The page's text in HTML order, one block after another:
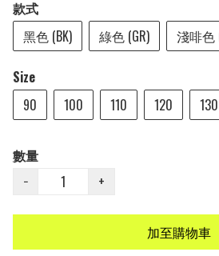
款式
黑色 (BK)
綠色 (GR) 淺啡色
Size
90
100 110 120 130
數量
−
+
加至購物車